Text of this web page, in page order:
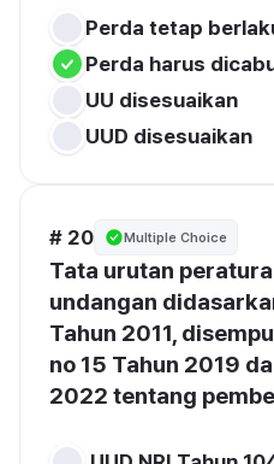
# 20 Multiple Choice
Tata urutan
undangan
Tahun 2011,
no 15 Tahun 2019
2022 tentang